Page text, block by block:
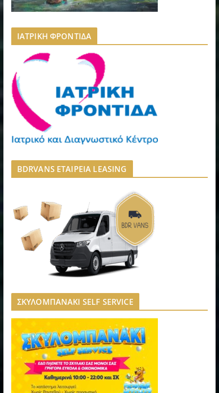
ΙΑΤΡΙΚΗ ΦΡΟΝΤΙΔΑ
BDRVANS ΕΤΑΙΡΕΙΑ LEASING
ΣΚΥΛΟΜΠΑΝΑΚΙ SELF SERVICE